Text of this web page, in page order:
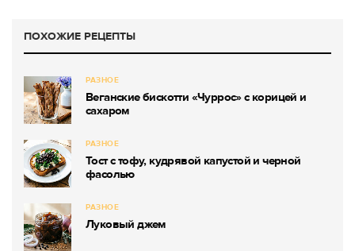
ПОХОЖИЕ РЕЦЕПТЫ
РАЗНОЕ
Веганские бискотти «Чуррос» с корицей и
сахаром
РАЗНОЕ
Тост с тофу, кудрявой капустой и черной
фасолью
РАЗНОЕ
Луковый джем